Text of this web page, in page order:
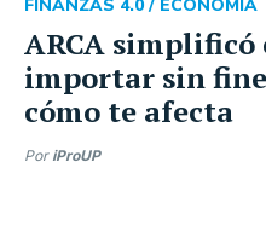
ARCA
importar sin
cómo te afecta
FINANZAS 4.0 / ECONOMÍA
Por iProUP